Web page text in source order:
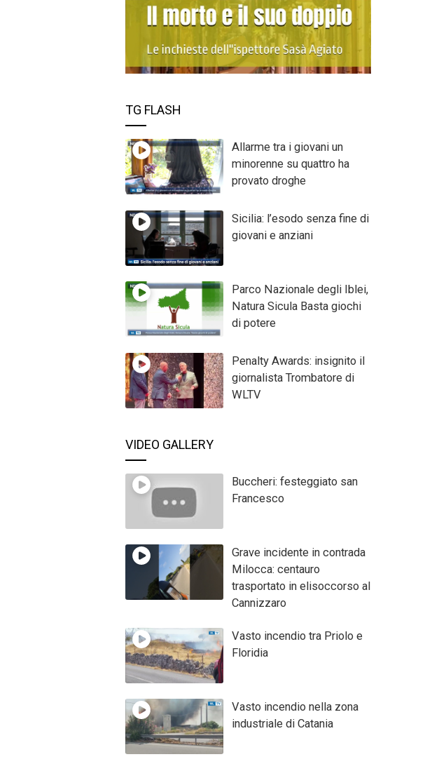
TG FLASH
Allarme tra i giovani un
minorenne su quattro ha
provato droghe
Sicilia: l’esodo senza fine di
giovani e anziani
Parco Nazionale degli Iblei,
Natura Sicula Basta giochi
di potere
Penalty Awards: insignito il
giornalista Trombatore di
WLTV
VIDEO GALLERY
Buccheri: festeggiato san
Francesco
Grave incidente in contrada
Milocca: centauro
trasportato in elisoccorso al
Cannizzaro
Vasto incendio tra Priolo e
Floridia
Vasto incendio nella zona
industriale di Catania